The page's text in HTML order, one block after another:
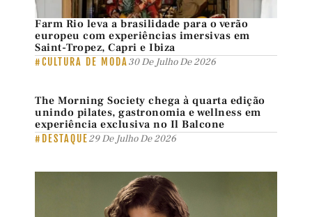
Farm Rio leva a brasilidade para o verão
europeu com experiências imersivas em
Saint-Tropez, Capri e Ibiza
#CULTURA DE MODA30 De Julho De 2026
The Morning Society chega à quarta edição
unindo pilates, gastronomia e wellness em
experiência exclusiva no Il Balcone
#DESTAQUE29 De Julho De 2026